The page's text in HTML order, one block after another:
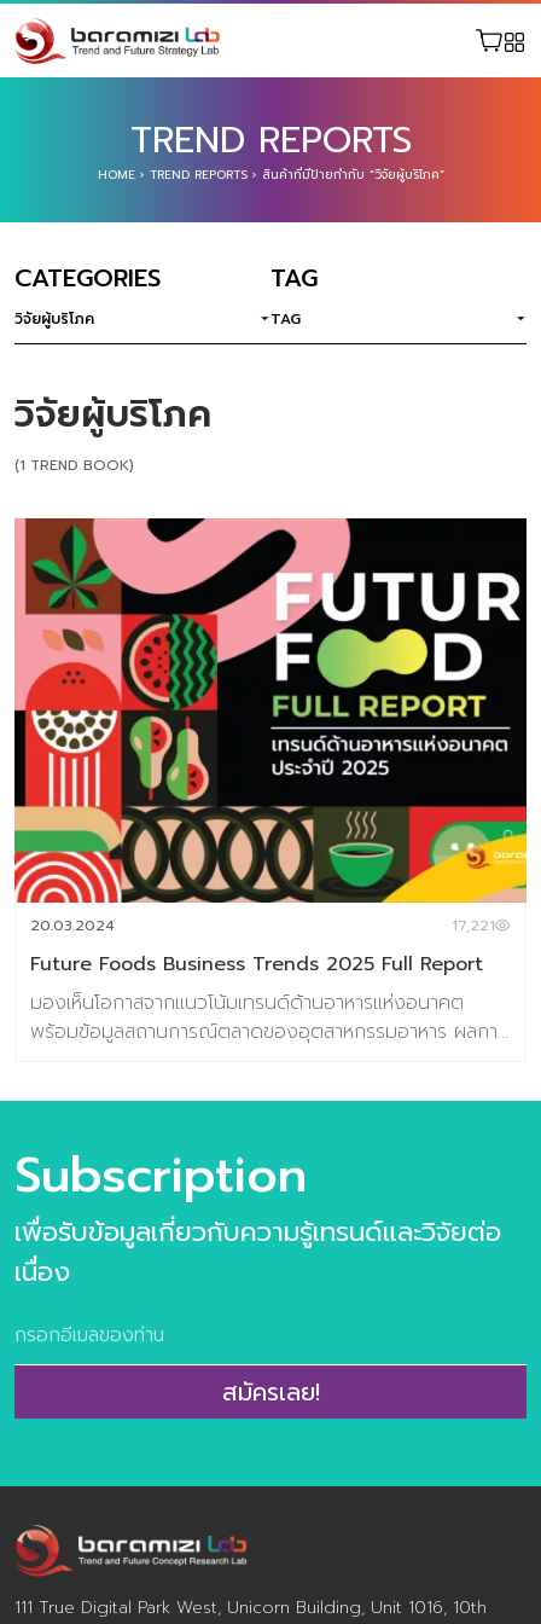
TREND REPORTS
HOME› TREND REPORTS› สินค้าที่มีป้ายกำกับ “วิจัยผู้บริโภค”
CATEGORIES
วิจัยผู้บริโภค
TAG
TAG
วิจัยผู้บริโภค
(1 TREND BOOK)
20.03.2024 17,221
Future Foods Business Trends 2025 Full Report
มองเห็นโอกาสจากแนวโน้มเทรนด์ด้านอาหารแห่งอนาคต
พร้อมข้อมูลสถานการณ์ตลาดของอุตสาหกรรมอาหาร ผลการ
รนด์ความต้องการของผู้บริโภคยุคใหม่ 10 แนวโน้มธุรกิจ
อาหารแห่งอนาคต และ 31 เทรนด์ย่อยประกอบไปด้วย >10
แนวโน้มธุรกิจอาหารแห่งอนาคต ประกอบไปด้วย
Personalized Nutrition Well-Mental Eating Fermented
taste of time Extraordinary Meal Through The Root
Protein FoodTech Edible Beauty >ข้อมูลตัวอย่างกรณี
ศึกษากว่า 100 ตัวอย่าง >ผลการวิจัยผู้บริโภคชาวไทย 800
ตัวอย่าง เกี่ยวกับการตอบรับเทรนด์อนาคตอาหาร จำนวน
160 หน้า พิเศษ ราคา 2,900 จากปกติ 3,500 บาท พิเศษ
และคอนเซ็ปต์แห่งอนาคต บารามีซี่แล็บ โดยลูกค้าสามารถร่วม
กันออกแบบเนื้อหาเทรนด์ด้านอาหารแห่งอนาคตที่ตรงประเด็น
และสอดคล้องกับ […]
Subscription
เพื่อรับข้อมูลเกี่ยวกับความรู้เทรนด์และวิจัยต่อ
เนื่อง
สมัครเลย!
111 True Digital Park West, Unicorn Building, Unit 1016, 10th